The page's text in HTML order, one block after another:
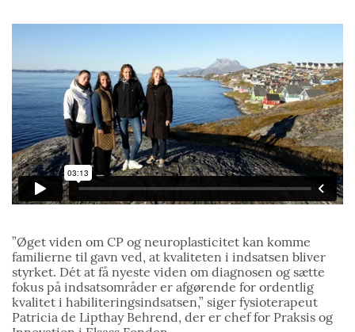
”Øget viden om CP og neuroplasticitet kan komme
familierne til gavn ved, at kvaliteten i indsatsen bliver
styrket. Dét at få nyeste viden om diagnosen og sætte
fokus på indsatsområder er afgørende for ordentlig
kvalitet i habiliteringsindsatsen,” siger fysioterapeut
Patricia de Lipthay Behrend, der er chef for Praksis og